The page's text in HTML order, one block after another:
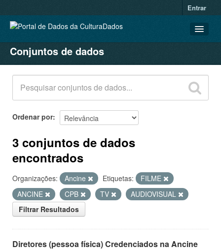
Entrar
CONJUNTOS DE DADOS
ORGANIZAÇÕES
GRUPOS
SOBRE
Conjuntos de dados
Ordenar por
3 conjuntos de dados
encontrados
Organizações: Ancine Etiquetas:
FILME
ANCINE
CPB TV
AUDIOVISUAL
Filtrar Resultados
Diretores (pessoa física) Credenciados na Ancine